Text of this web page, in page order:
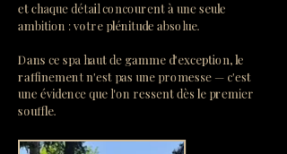
et chaque détail concourent à une seule
ambition : votre plénitude absolue.
Dans ce spa haut de gamme d'exception, le
raffinement n'est pas une promesse — c'est
une évidence que l'on ressent dès le premier
souffle.